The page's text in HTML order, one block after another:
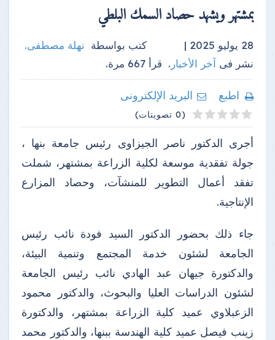
بمشتهر ويشهد حصاد السمك البلطي
28 يوليو 2025 | كتب بواسطة نهلة مصطفى.
نشر فى آخر الأخبار . قرأ 667 مرة.
اطبع
البريد الإلكترونى
1
2
3
4
5 (0 تصويتات)
أجرى الدكتور ناصر الجيزاوى رئيس جامعة بنها ،
جولة تفقدية موسعة لكلية الزراعة بمشتهر، شملت
تفقد أعمال التطوير للمنشآت، وحصاد المزارع
الإنتاجية.
جاء ذلك بحضور الدكتور السيد فودة نائب رئيس
الجامعة لشئون خدمة المجتمع وتنمية البيئة،
والدكتورة جيهان عبد الهادي نائب رئيس الجامعة
لشئون الدراسات العليا والبحوث، والدكتور محمود
الزعبلاوي عميد كلية الزراعة بمشتهر، والدكتورة
زينب فيصل عميد كلية الهندسة ببنها، والدكتور محمد